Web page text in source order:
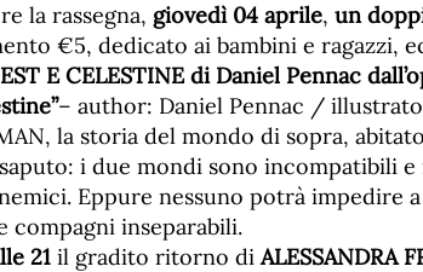
la rassegna, giovedì 04 aprile, un
€5, dedicato ai bambini e ragazzi,
E CELESTINE di Daniel Pennac
– author: Daniel Pennac /
la storia del mondo di sopra,
i due mondi sono incompatibili
Eppure nessuno potrà impedire
compagni inseparabili.
21 il gradito ritorno diALESSANDRA